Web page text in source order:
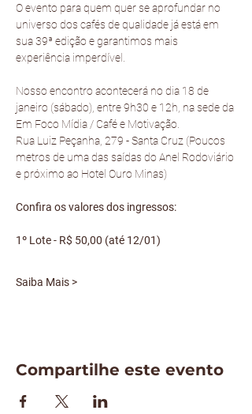
O evento para quem quer se aprofundar no
universo dos cafés de qualidade já está em
sua 39ª edição e garantimos mais
experiência imperdível.
Nosso encontro acontecerá no dia 18 de
janeiro (sábado), entre 9h30 e 12h, na sede da
Em Foco Mídia / Café e Motivação.
Rua Luiz Peçanha, 279 - Santa Cruz (Poucos
metros de uma das saídas do Anel Rodoviário
e próximo ao Hotel Ouro Minas)
Confira os valores dos ingressos:
1º Lote - R$ 50,00 (até 12/01)
Saiba Mais >
Compartilhe este evento